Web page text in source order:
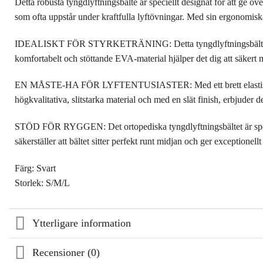
som ofta uppstår under kraftfulla lyftövningar. Med sin
IDEALISKT FÖR STYRKETRÄNING: Detta tyngdlyftningsbälte
komfortabelt och stöttande EVA-material hjälper det dig att säkert
EN MÅSTE-HA FÖR LYFTENTUSIASTER: Med ett brett
högkvalitativa, slitstarka material och med en slät finish, erbjuder
STÖD FÖR RYGGEN: Det ortopediska tyngdlyftningsbältet är
säkerställer att bältet sitter perfekt runt midjan och ger
Färg: Svart
Storlek: S/M/L
Ytterligare information
Recensioner (0)